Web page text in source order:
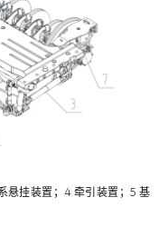
悬挂装置；4 牵引装置；5 基